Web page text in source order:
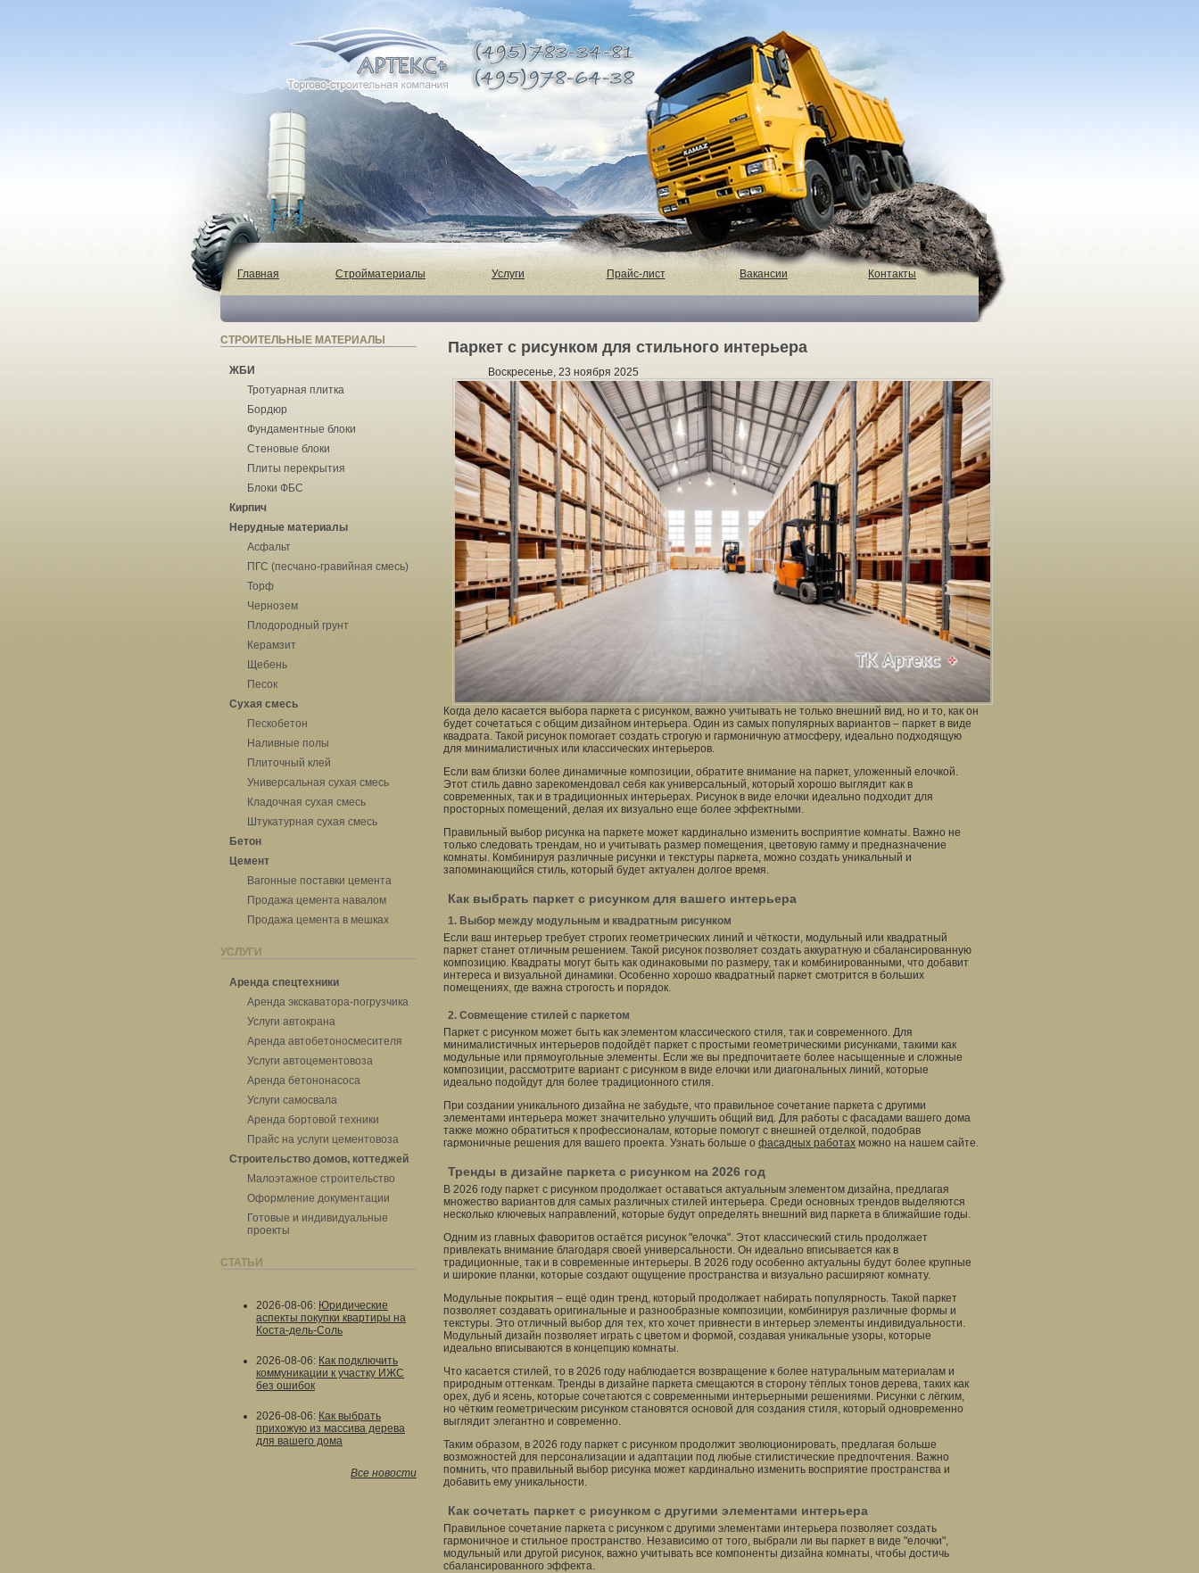
Главная Стройматериалы Услуги Прайс-лист Вакансии Контакты
СТРОИТЕЛЬНЫЕ МАТЕРИАЛЫ
ЖБИ
Тротуарная плитка
Бордюр
Фундаментные блоки
Стеновые блоки
Плиты перекрытия
Блоки ФБС
Кирпич
Нерудные материалы
Асфальт
ПГС (песчано-гравийная смесь)
Торф
Чернозем
Плодородный грунт
Керамзит
Щебень
Песок
Сухая смесь
Пескобетон
Наливные полы
Плиточный клей
Универсальная сухая смесь
Кладочная сухая смесь
Штукатурная сухая смесь
Бетон
Цемент
Вагонные поставки цемента
Продажа цемента навалом
Продажа цемента в мешках
УСЛУГИ
Аренда спецтехники
Аренда экскаватора-погрузчика
Услуги автокрана
Аренда автобетоносмесителя
Услуги автоцементовоза
Аренда бетононасоса
Услуги самосвала
Аренда бортовой техники
Прайс на услуги цементовоза
Строительство домов, коттеджей
Малоэтажное строительство
Оформление документации
Готовые и индивидуальные
проекты
СТАТЬИ
2026-08-06: Юридические
аспекты покупки квартиры на
Коста-дель-Соль
2026-08-06: Как подключить
коммуникации к участку ИЖС
без ошибок
2026-08-06: Как выбрать
прихожую из массива дерева
для вашего дома
Все новости
Паркет с рисунком для стильного интерьера
Воскресенье, 23 ноября 2025
Когда дело касается выбора паркета с рисунком, важно учитывать не только внешний вид, но и то, как он
будет сочетаться с общим дизайном интерьера. Один из самых популярных вариантов – паркет в виде
квадрата. Такой рисунок помогает создать строгую и гармоничную атмосферу, идеально подходящую
для минималистичных или классических интерьеров.
Если вам близки более динамичные композиции, обратите внимание на паркет, уложенный елочкой.
Этот стиль давно зарекомендовал себя как универсальный, который хорошо выглядит как в
современных, так и в традиционных интерьерах. Рисунок в виде елочки идеально подходит для
просторных помещений, делая их визуально еще более эффектными.
Правильный выбор рисунка на паркете может кардинально изменить восприятие комнаты. Важно не
только следовать трендам, но и учитывать размер помещения, цветовую гамму и предназначение
комнаты. Комбинируя различные рисунки и текстуры паркета, можно создать уникальный и
запоминающийся стиль, который будет актуален долгое время.
Как выбрать паркет с рисунком для вашего интерьера
1. Выбор между модульным и квадратным рисунком
Если ваш интерьер требует строгих геометрических линий и чёткости, модульный или квадратный
паркет станет отличным решением. Такой рисунок позволяет создать аккуратную и сбалансированную
композицию. Квадраты могут быть как одинаковыми по размеру, так и комбинированными, что добавит
интереса и визуальной динамики. Особенно хорошо квадратный паркет смотрится в больших
помещениях, где важна строгость и порядок.
2. Совмещение стилей с паркетом
Паркет с рисунком может быть как элементом классического стиля, так и современного. Для
минималистичных интерьеров подойдёт паркет с простыми геометрическими рисунками, такими как
модульные или прямоугольные элементы. Если же вы предпочитаете более насыщенные и сложные
композиции, рассмотрите вариант с рисунком в виде елочки или диагональных линий, которые
идеально подойдут для более традиционного стиля.
При создании уникального дизайна не забудьте, что правильное сочетание паркета с другими
элементами интерьера может значительно улучшить общий вид. Для работы с фасадами вашего дома
также можно обратиться к профессионалам, которые помогут с внешней отделкой, подобрав
гармоничные решения для вашего проекта. Узнать больше о фасадных работах можно на нашем сайте.
Тренды в дизайне паркета с рисунком на 2026 год
В 2026 году паркет с рисунком продолжает оставаться актуальным элементом дизайна, предлагая
множество вариантов для самых различных стилей интерьера. Среди основных трендов выделяются
несколько ключевых направлений, которые будут определять внешний вид паркета в ближайшие годы.
Одним из главных фаворитов остаётся рисунок "елочка". Этот классический стиль продолжает
привлекать внимание благодаря своей универсальности. Он идеально вписывается как в
традиционные, так и в современные интерьеры. В 2026 году особенно актуальны будут более крупные
и широкие планки, которые создают ощущение пространства и визуально расширяют комнату.
Модульные покрытия – ещё один тренд, который продолжает набирать популярность. Такой паркет
позволяет создавать оригинальные и разнообразные композиции, комбинируя различные формы и
текстуры. Это отличный выбор для тех, кто хочет привнести в интерьер элементы индивидуальности.
Модульный дизайн позволяет играть с цветом и формой, создавая уникальные узоры, которые
идеально вписываются в концепцию комнаты.
Что касается стилей, то в 2026 году наблюдается возвращение к более натуральным материалам и
природным оттенкам. Тренды в дизайне паркета смещаются в сторону тёплых тонов дерева, таких как
орех, дуб и ясень, которые сочетаются с современными интерьерными решениями. Рисунки с лёгким,
но чётким геометрическим рисунком становятся основой для создания стиля, который одновременно
выглядит элегантно и современно.
Таким образом, в 2026 году паркет с рисунком продолжит эволюционировать, предлагая больше
возможностей для персонализации и адаптации под любые стилистические предпочтения. Важно
помнить, что правильный выбор рисунка может кардинально изменить восприятие пространства и
добавить ему уникальности.
Как сочетать паркет с рисунком с другими элементами интерьера
Правильное сочетание паркета с рисунком с другими элементами интерьера позволяет создать
гармоничное и стильное пространство. Независимо от того, выбрали ли вы паркет в виде "елочки",
модульный или другой рисунок, важно учитывать все компоненты дизайна комнаты, чтобы достичь
сбалансированного эффекта.